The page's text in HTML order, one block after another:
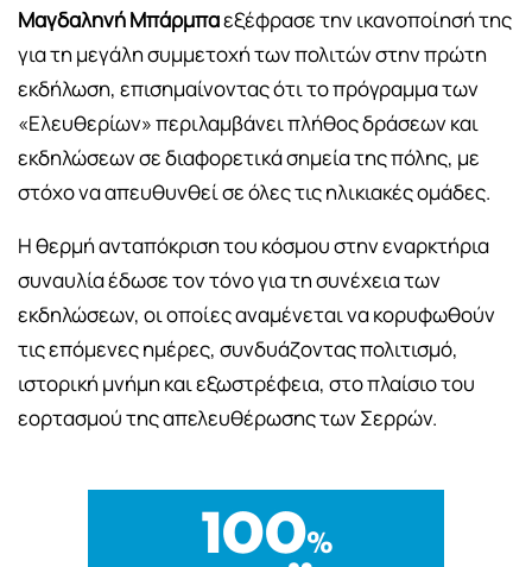
Μαγδαληνή Μπάρμπαεξέφρασε την ικανοποίησή της
για τη μεγάλη συμμετοχή των πολιτών στην πρώτη
εκδήλωση, επισημαίνοντας ότι το πρόγραμμα των
«Ελευθερίων» περιλαμβάνει πλήθος δράσεων και
εκδηλώσεων σε διαφορετικά σημεία της πόλης, με
στόχο να απευθυνθεί σε όλες τις ηλικιακές ομάδες.
Η θερμή ανταπόκριση του κόσμου στην εναρκτήρια
συναυλία έδωσε τον τόνο για τη συνέχεια των
εκδηλώσεων, οι οποίες αναμένεται να κορυφωθούν
τις επόμενες ημέρες, συνδυάζοντας πολιτισμό,
ιστορική μνήμη και εξωστρέφεια, στο πλαίσιο του
εορτασμού της απελευθέρωσης των Σερρών.